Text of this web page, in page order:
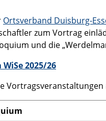
Ortsverband Duisburg-
zum Vortrag
und die
2025/26